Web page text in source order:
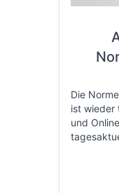
Die
ist wieder
und